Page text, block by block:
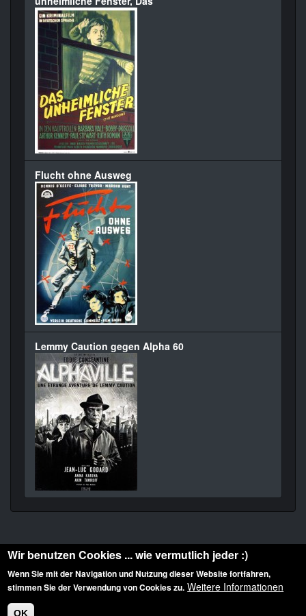
Flucht ohne Ausweg
Lemmy Caution gegen Alpha 60
Diese Website ist urheberrechtlich geschützt: © 2010-2026 der Film Noir de. Alle
Rechte vorbehalten.
Wir benutzen Cookies ... wie vermutlich jeder :)
Wenn Sie mit der Navigation und Nutzung dieser Website fortfahren,
stimmen Sie der Verwendung von Cookies zu. Weitere Informationen
OK